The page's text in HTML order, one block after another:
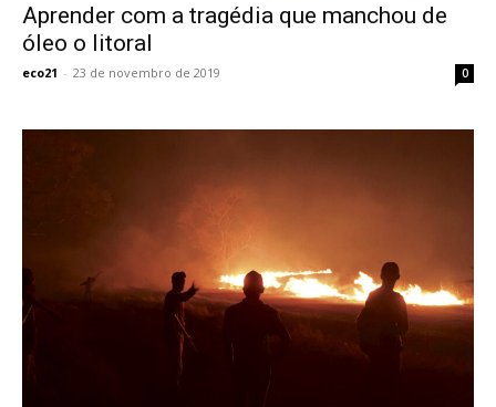
Aprender com a tragédia que manchou de
óleo o litoral
eco21 - 23 de novembro de 2019 0